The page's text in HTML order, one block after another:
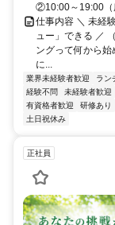
②10:00～19:00（
仕事内容 ＼ 未経
ュー」できる ／
ングって何から
に...
業界未経験者歓迎 ラン
経験不問
未経験者歓迎
有資格者歓迎
研修あり
土日祝休み
正社員